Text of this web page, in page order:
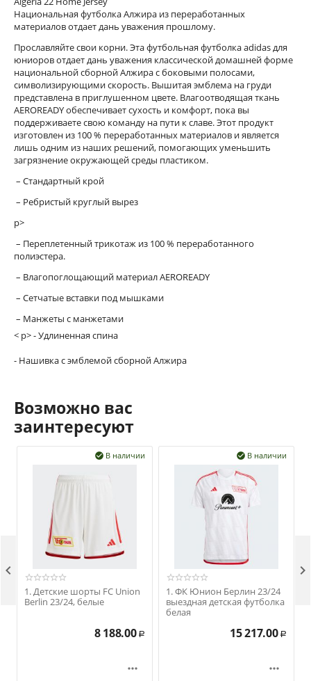
Национальная футболка Алжира из переработанных
материалов отдает дань уважения прошлому.
Прославляйте свои корни. Эта футбольная футболка adidas для
юниоров отдает дань уважения классической домашней форме
национальной сборной Алжира с боковыми полосами,
символизирующими скорость. Вышитая эмблема на груди
представлена в приглушенном цвете. Влагоотводящая ткань
AEROREADY обеспечивает сухость и комфорт, пока вы
поддерживаете свою команду на пути к славе. Этот продукт
изготовлен из 100 % переработанных материалов и является
лишь одним из наших решений, помогающих уменьшить
загрязнение окружающей среды пластиком.
– Стандартный крой
– Ребристый круглый вырез
p>
– Переплетенный трикотаж из 100 % переработанного
полиэстера.
– Влагопоглощающий материал AEROREADY
– Сетчатые вставки под мышками
– Манжеты с манжетами
< p> - Удлиненная спина
- Нашивка с эмблемой сборной Алжира
Возможно вас
заинтересуют
В наличии

1. Детские шорты FC Union
Berlin 23/24, белые
8 188.00 Р

В наличии

1. ФК Юнион Берлин 23/24
выездная детская футболка
белая
15 217.00 Р

 